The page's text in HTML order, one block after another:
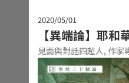
2020/05/01
【異端論】耶和
見面與對話四超人, 作家